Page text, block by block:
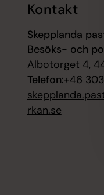
Kontakt
Skepplanda
Besöks- och
Albotorget 4,
Telefon:+46
rkan.se